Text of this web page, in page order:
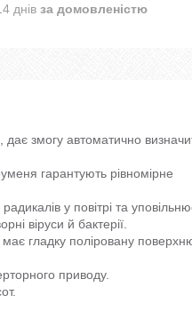
днів за домовленістю
дає змогу автоматично
гарантують рівномірне
у повітрі та
віруси й бактерії.
гладку поліровану
приводу.